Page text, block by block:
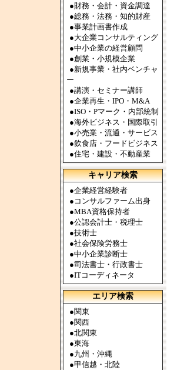
●財務・会計・資金調達
●総務・法務・知的財産
●事業計画書作成
●大企業コンサルティング
●中小企業の経営顧問
●創業・小規模企業
●新規事業・社内ベンチャ
ー
●講演・セミナー講師
●企業再生・IPO・M&A
●ISO・Pマーク・内部統制
●海外ビジネス・国際取引
●小売業・流通・サービス
●飲食店・フードビジネス
●住宅・建設・不動産業
キャリア検索
●企業経営経験者
● コンサルファーム出身
●MBA資格保持者
●公認会計士・税理士
●技術士
●社会保険労務士
●中小企業診断士
●司法書士・行政書士
●ITコーディネータ
エリア検索
●関東
●関西
●北関東
●東海
●九州・沖縄
●甲信越・北陸